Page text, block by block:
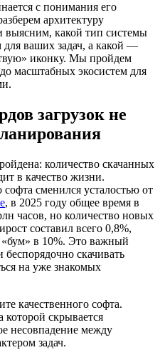
с понимания его
архитектуру
какой тип системы
ваших задач, а какой —
иконку. Мы пройдем
масштабных экосистем для
загрузок не
количество скачанных
в качество жизни.
сменился усталостью от
, в 2025 году общее время в
часов, но количество новых
составил всего 0,8%,
«бум» в 10%. Это важный
беспорядочно скачивать
на уже знакомых
качественного софта.
скрывается
несовпадение между
задач.